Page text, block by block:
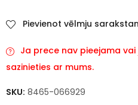
Pievienot vēlmju
Ja prece nav pieejama
sazinieties ar mums.
SKU: 8465-066929